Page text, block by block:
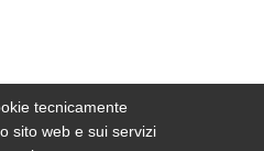
tecnicamente
sito web e sui servizi